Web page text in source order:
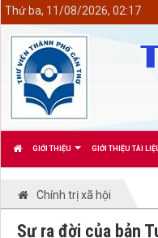
GIỚI THIỆU GIỚI THIỆU TÀI
Thứ ba, 11/08/2026, 02:17
Chính trị xã hội
Sự ra đời của bản
<